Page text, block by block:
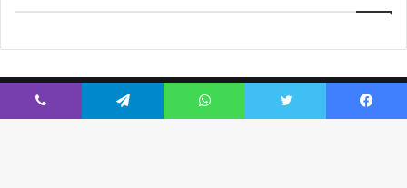
Facebook
Twitter
YouTube
Instagram Facebook
Twitter
WhatsApp
Telegram
Viber